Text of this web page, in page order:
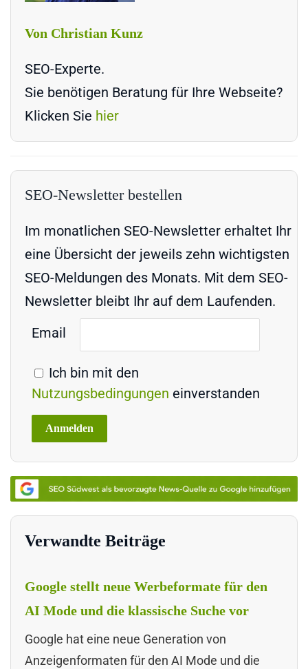
Von Christian Kunz
SEO-Experte.
Sie benötigen Beratung für Ihre Webseite?
Klicken Sie hier
SEO-Newsletter bestellen
Im monatlichen SEO-Newsletter erhaltet Ihr
eine Übersicht der jeweils zehn wichtigsten
SEO-Meldungen des Monats. Mit dem SEO-
Newsletter bleibt Ihr auf dem Laufenden.
Email
Ich bin mit den
Nutzungsbedingungen einverstanden
Verwandte Beiträge
Google stellt neue Werbeformate für den
AI Mode und die klassische Suche vor
Google hat eine neue Generation von
Anzeigenformaten für den AI Mode und die